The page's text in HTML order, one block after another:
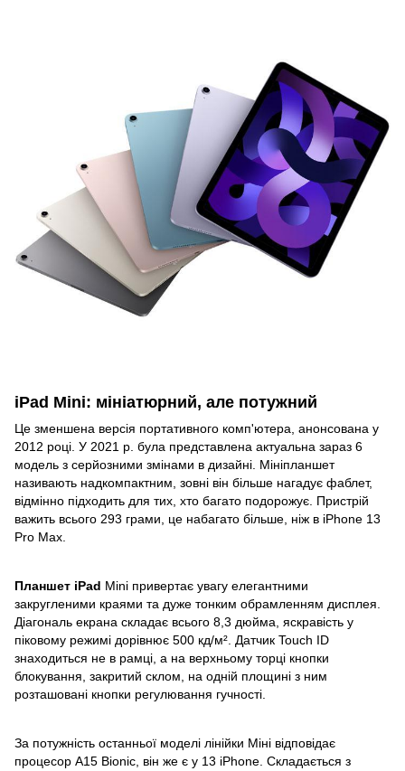
iPad Mini: мініатюрний, але потужний
Це зменшена версія портативного комп'ютера, анонсована у
2012 році. У 2021 р. була представлена ​​актуальна зараз 6
модель з серйозними змінами в дизайні. Мініпланшет
називають надкомпактним, зовні він більше нагадує фаблет,
відмінно підходить для тих, хто багато подорожує. Пристрій
важить всього 293 грами, це набагато більше, ніж в iPhone 13
Pro Max.
Планшет iPad Mini привертає увагу елегантними
закругленими краями та дуже тонким обрамленням дисплея.
Діагональ екрана складає всього 8,3 дюйма, яскравість у
піковому режимі дорівнює 500 кд/м². Датчик Touch ID
знаходиться не в рамці, а на верхньому торці кнопки
блокування, закритий склом, на одній площині з ним
розташовані кнопки регулювання гучності.
За потужність останньої моделі лінійки Міні відповідає
процесор A15 Bionic, він же є у 13 iPhone. Складається з